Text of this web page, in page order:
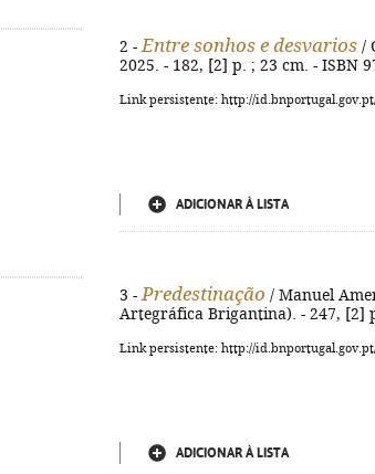
2 - Entre sonhos e desvarios /
2025. - 182, [2] p. ; 23 cm. - ISBN
Link persistente: http://
ADICIONAR À LISTA
3 - Predestinação / Manuel
Artegráfica Brigantina). - 247, [2]
Link persistente: http://
ADICIONAR À LISTA